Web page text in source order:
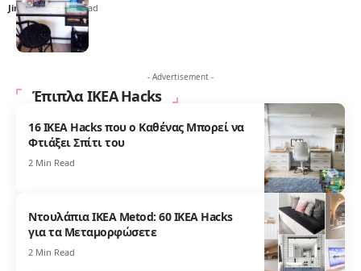
Jim Taylor 2 Min Read
- Advertisement -
Έπιπλα IKEA Hacks
16 IKEA Hacks που ο Καθένας Μπορεί να
Φτιάξει Σπίτι του
2 Min Read
Ντουλάπια IKEA Metod: 60 IKEA Hacks
για τα Μεταμορφώσετε
2 Min Read